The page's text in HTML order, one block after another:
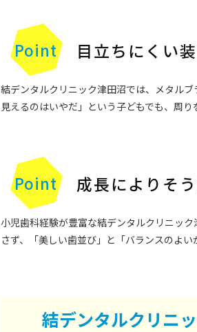
目立ちにくい
結デンタルクリニック津田沼では、メタル
見えるのはいやだ」という子どもでも、周り
成長によりそ
小児歯科経験が豊富な結デンタルクリニッ
さず、「美しい歯並び」と「バランスのよ
結デンタルクリニ